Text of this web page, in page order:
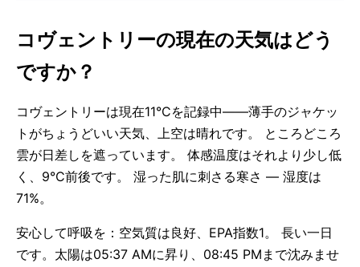
コヴェントリーの現在の天気はどう
ですか？
コヴェントリーは現在11°Cを記録中——薄手のジャケッ
トがちょうどいい天気、上空は晴れです。 ところどころ
雲が日差しを遮っています。 体感温度はそれより少し低
く、9°C前後です。 湿った肌に刺さる寒さ — 湿度は
71%。
安心して呼吸を：空気質は良好、EPA指数1。 長い一日
です。太陽は05:37 AMに昇り、08:45 PMまで沈みませ